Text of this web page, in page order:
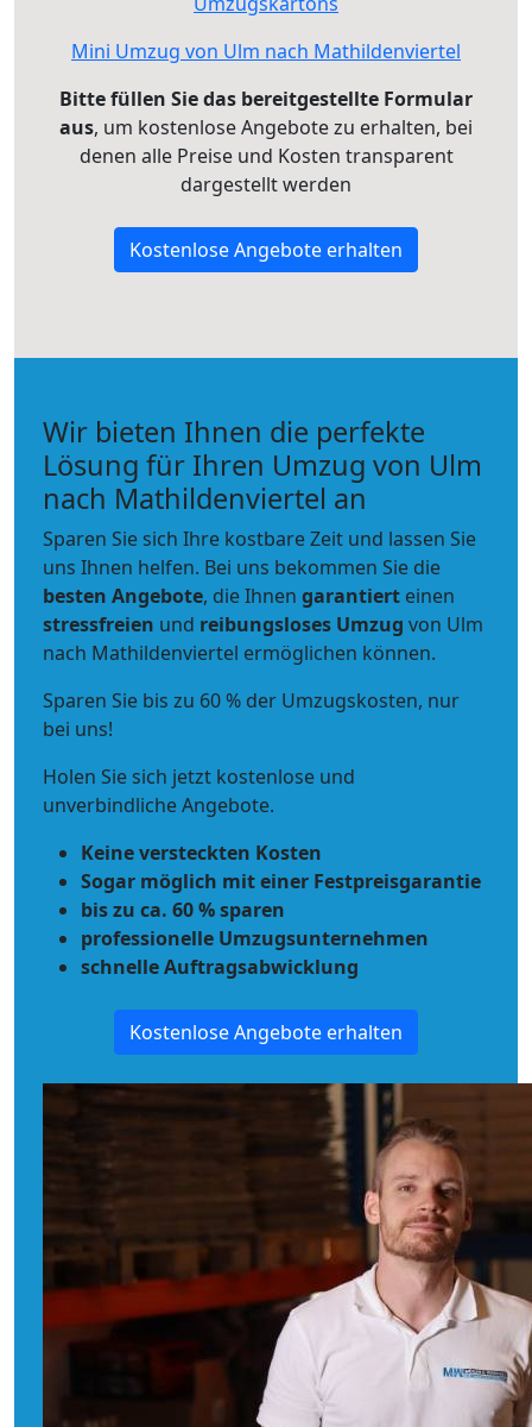
Mini Umzug von Ulm nach Mathildenviertel
Bitte füllen Sie das bereitgestellte Formular
aus, um kostenlose Angebote zu erhalten, bei
denen alle Preise und Kosten transparent
dargestellt werden
Kostenlose Angebote erhalten
Wir bieten Ihnen die perfekte
Lösung für Ihren Umzug von Ulm
nach Mathildenviertel an
Sparen Sie sich Ihre kostbare Zeit und lassen Sie
uns Ihnen helfen. Bei uns bekommen Sie die
besten Angebote, die Ihnen garantiert einen
stressfreien und reibungsloses Umzug von Ulm
nach Mathildenviertel ermöglichen können.
Sparen Sie bis zu 60 % der Umzugskosten, nur
bei uns!
Holen Sie sich jetzt kostenlose und
unverbindliche Angebote.
Keine versteckten Kosten
Sogar möglich mit einer Festpreisgarantie
bis zu ca. 60 % sparen
professionelle Umzugsunternehmen
schnelle Auftragsabwicklung
Kostenlose Angebote erhalten